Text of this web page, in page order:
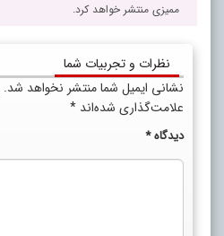
ممیزی منتشر خواهد کرد.
نظرات و تجربیات شما
نشانی ایمیل شما منتشر نخواهد شد.
علامت‌گذاری شده‌اند *
دیدگاه*